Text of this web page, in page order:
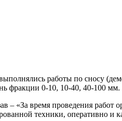
работы по сносу
фракции 0-10, 10-40, 40-100 мм.
– «За время проведения
техники, оперативно и